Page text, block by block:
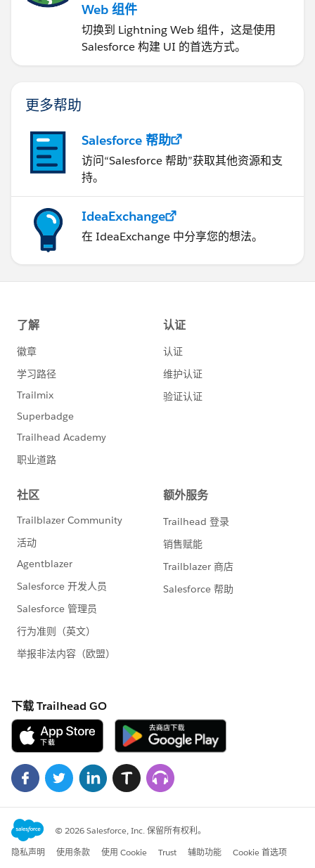
Web 组件
切换到 Lightning Web 组件，这是使用
Salesforce 构建 UI 的首选方式。
更多帮助
Salesforce 帮助
访问“Salesforce 帮助”获取其他资源和支
持。
IdeaExchange
在 IdeaExchange 中分享您的想法。